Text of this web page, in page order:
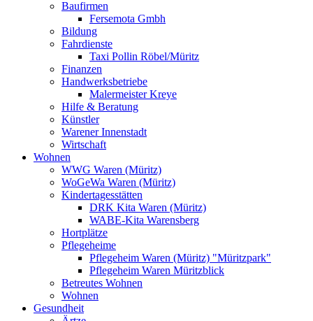
Baufirmen
Fersemota Gmbh
Bildung
Fahrdienste
Taxi Pollin Röbel/Müritz
Finanzen
Handwerksbetriebe
Malermeister Kreye
Hilfe & Beratung
Künstler
Warener Innenstadt
Wirtschaft
Wohnen
WWG Waren (Müritz)
WoGeWa Waren (Müritz)
Kindertagesstätten
DRK Kita Waren (Müritz)
WABE-Kita Warensberg
Hortplätze
Pflegeheime
Pflegeheim Waren (Müritz) "Müritzpark"
Pflegeheim Waren Müritzblick
Betreutes Wohnen
Wohnen
Gesundheit